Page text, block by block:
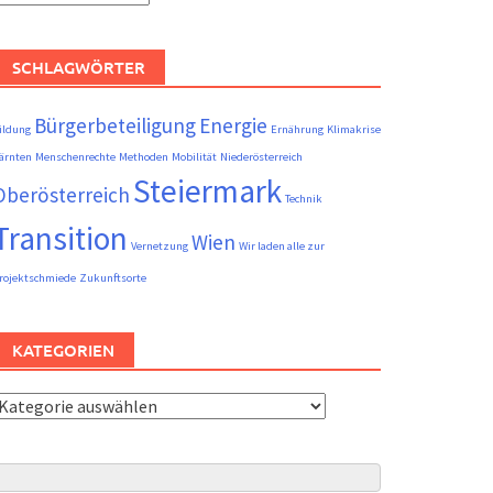
SCHLAGWÖRTER
Bürgerbeteiligung Energie Ernährung Klimakrise
Menschenrechte Methoden Mobilität Niederösterreich
Steiermark Technik
Vernetzung Wien Wir laden alle zur
Zukunftsorte
KATEGORIEN
Kategorien